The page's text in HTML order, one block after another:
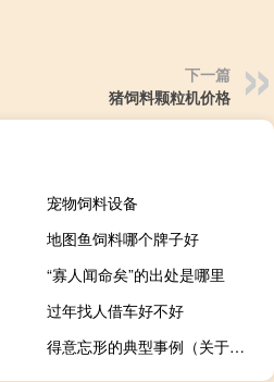
下一篇
猪饲料颗粒机价格
宠物饲料设备
地图鱼饲料哪个牌子好
“寡人闻命矣”的出处是哪里
过年找人借车好不好
得意忘形的典型事例（关于得意忘形名人事例）